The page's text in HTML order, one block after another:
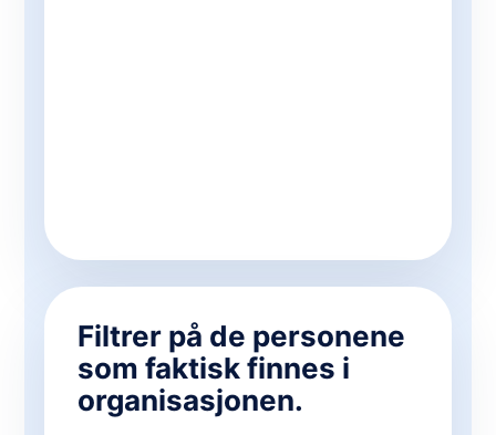
Filtrer på de personene
som faktisk finnes i
organisasjonen.